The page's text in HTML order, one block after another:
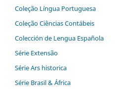
Coleção Língua Portuguesa
Coleção Ciências Contábeis
Colección de Lengua Española
Série Extensão
Série Ars historica
Série Brasil & África